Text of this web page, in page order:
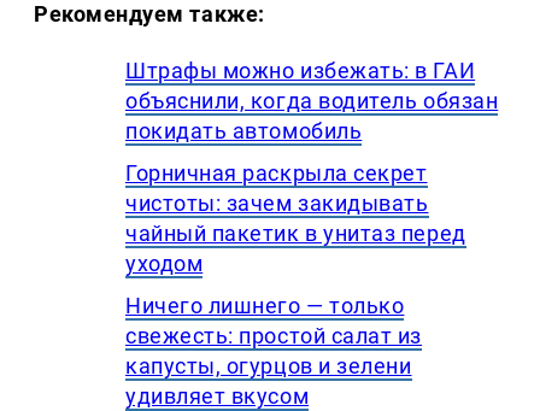
Рекомендуем также:
Штрафы можно избежать: в ГАИ
объяснили, когда водитель обязан
покидать автомобиль
Горничная раскрыла секрет
чистоты: зачем закидывать
чайный пакетик в унитаз перед
уходом
Ничего лишнего — только
свежесть: простой салат из
капусты, огурцов и зелени
удивляет вкусом